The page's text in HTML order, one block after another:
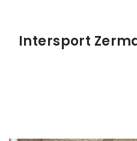
Intersport